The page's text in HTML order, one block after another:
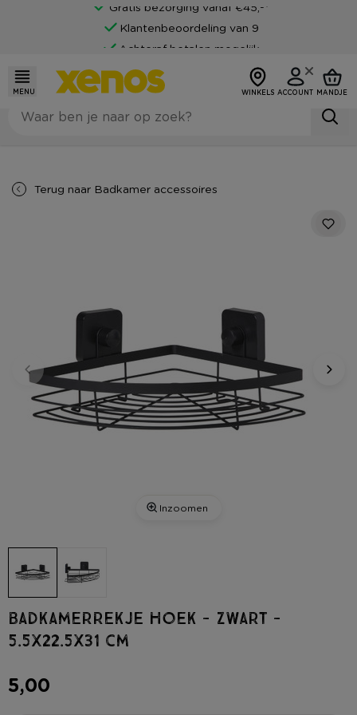
Gratis bezorging vanaf €45,-*
Klantenbeoordeling van 9
Achteraf betalen mogelijk
MENU WINKELS ACCOUNT MANDJE
Terug naar Badkamer accessoires
Inzoomen
Badkamerrekje hoek - zwart -
5.5x22.5x31 cm
5,00